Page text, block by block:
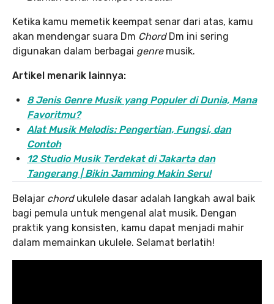
Ketika kamu memetik keempat senar dari atas, kamu
akan mendengar suara Dm ChordDm ini sering
digunakan dalam berbagai genre musik.
Artikel menarik lainnya:
8 Jenis Genre Musik yang Populer di Dunia, Mana
Favoritmu?
Alat Musik Melodis: Pengertian, Fungsi, dan
Contoh
12 Studio Musik Terdekat di Jakarta dan
Tangerang | Bikin Jamming Makin Seru!
Belajar chordukulele dasar adalah langkah awal baik
bagi pemula untuk mengenal alat musik. Dengan
praktik yang konsisten, kamu dapat menjadi mahir
dalam memainkan ukulele. Selamat berlatih!